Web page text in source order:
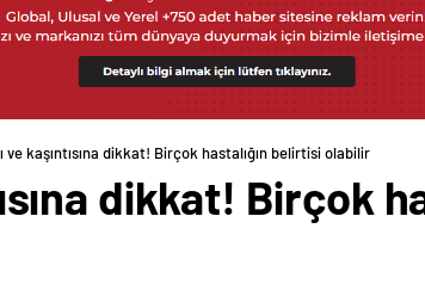
ve kaşıntısına dikkat! Birçok hastalığın belirtisi olabilir
dikkat! Birçok